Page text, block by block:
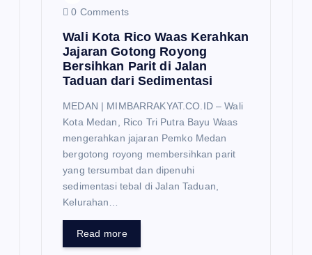
0 Comments
Wali Kota Rico Waas Kerahkan
Jajaran Gotong Royong
Bersihkan Parit di Jalan
Taduan dari Sedimentasi
MEDAN | MIMBARRAKYAT.CO.ID – Wali
Kota Medan, Rico Tri Putra Bayu Waas
mengerahkan jajaran Pemko Medan
bergotong royong membersihkan parit
yang tersumbat dan dipenuhi
sedimentasi tebal di Jalan Taduan,
Kelurahan…
Read more